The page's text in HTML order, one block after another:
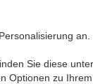
an.
Sie diese
Optionen zu Ihrem